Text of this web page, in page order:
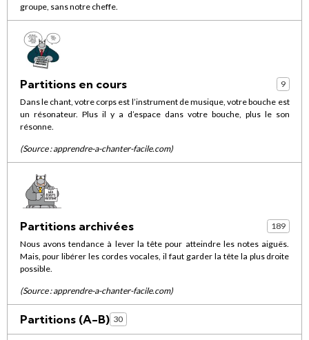
groupe, sans notre cheffe.
Partitions en cours
9
Dans le chant, votre corps est l’instrument de musique, votre bouche est
un résonateur. Plus il y a d’espace dans votre bouche, plus le son
résonne.
(Source :apprendre-a-chanter-facile.com)
Partitions archivées
189
Nous avons tendance à lever la tête pour atteindre les notes aiguës.
Mais, pour libérer les cordes vocales, il faut garder la tête la plus droite
possible.
(Source :apprendre-a-chanter-facile.com)
Partitions (A-B) 30